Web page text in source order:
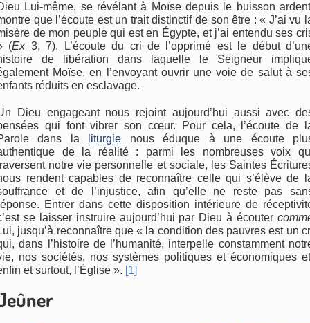
Lui-même, se révélant à Moïse depuis le buisson
que l’écoute est un trait distinctif de son être : « J’ai vu
de mon peuple qui est en Égypte, et j’ai entendu ses
(Ex3, 7). L’écoute du cri de l’opprimé est le début
de libération dans laquelle le Seigneur
Moïse, en l’envoyant ouvrir une voie de salut à
réduits en esclavage.
Dieu engageant nous rejoint aujourd’hui aussi avec
qui font vibrer son cœur. Pour cela, l’écoute de
dans la
liturgie nous éduque à une écoute
de la réalité : parmi les nombreuses voix
notre vie personnelle et sociale, les Saintes
rendent capables de reconnaître celle qui s’élève de
et de l’injustice, afin qu’elle ne reste pas
Entrer dans cette disposition intérieure de
se laisser instruire aujourd’hui par Dieu à écouter
jusqu’à reconnaître que « la condition des pauvres est un
dans l’histoire de l’humanité, interpelle constamment
nos sociétés, nos systèmes politiques et économiques
et surtout, l’Église ». [1]